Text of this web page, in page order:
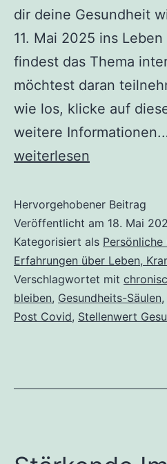
dir deine Gesundheit
11. Mai 2025 ins
findest das Thema
möchtest daran
wie los, klicke auf
weitere
Post
&
ich:
Was
mich
zwischen
Krankheit,
kleinen
weiterlesen
Hervorgehobener Beitrag
Veröffentlicht am 18. Mai
Kategorisiert als Persönliche
Erfahrungen über Leben,
Verschlagwortet mit
bleiben, Gesundheits-Säulen,
Post Covid, Stellenwert